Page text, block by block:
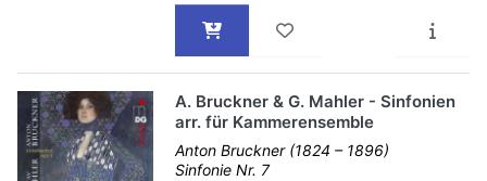
A. Bruckner & G. Mahler - Sinfonien
arr. für Kammerensemble
Anton Bruckner (1824 – 1896)
Sinfonie Nr. 7